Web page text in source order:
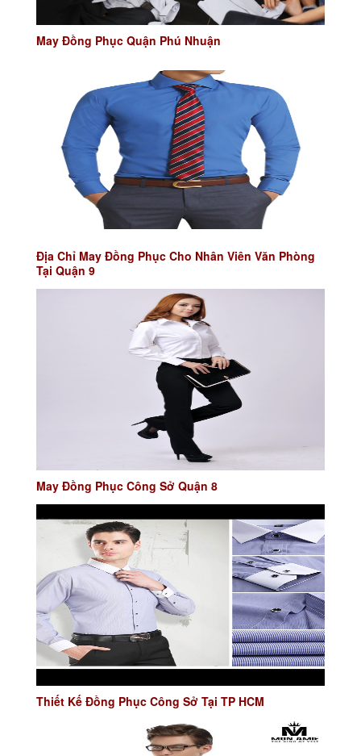
May Đồng Phục Quận Phú Nhuận
Địa Chỉ May Đồng Phục Cho Nhân Viên Văn Phòng
Tại Quận 9
May Đồng Phục Công Sở Quận 8
Thiết Kế Đồng Phục Công Sở Tại TP HCM